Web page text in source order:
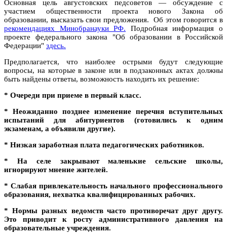
Основная цель августовских педсоветов — обсуждение с
участием общественности проекта нового Закона об
образовании, высказать свои предложения. Об этом говорится в
рекомендациях Минобранауки РФ. Подробная информация о
проекте федерального закона "Об образовании в Российской
Федерации" здесь.
Предполагается, что наиболее острыми будут следующие
вопросы, на которые в законе или в подзаконных актах должны
быть найдены ответы, возможность находить их решение:
* Очереди при приеме в первый класс.
* Неожиданно позднее изменение перечня вступительных
испытаний для абитуриентов (готовились к одним
экзаменам, а объявили другие).
* Низкая заработная плата педагогических работников.
* На селе закрывают маленькие сельские школы,
игнорируют мнение жителей.
* Слабая привлекательность начального профессионального
образования, нехватка квалифицированных рабочих.
* Нормы разных ведомств часто противоречат друг другу.
Это приводит к росту административного давления на
образовательные учреждения.